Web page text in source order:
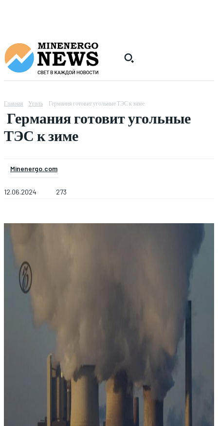
Главная Уголь Германия готовит угольные ТЭС к зиме
Германия готовит угольные
ТЭС к зиме
Minenergo.com
12.06.2024 273